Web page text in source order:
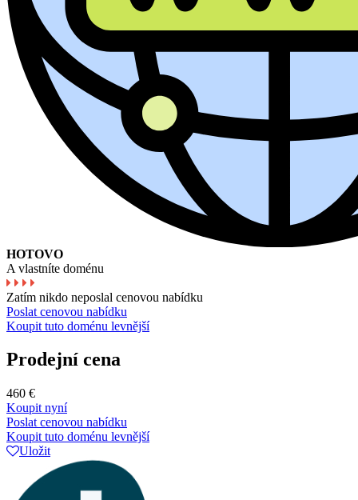
HOTOVO
A vlastníte doménu
Zatím nikdo neposlal cenovou nabídku
Poslat cenovou nabídku
Koupit tuto doménu levnější
Prodejní cena
460 €
Koupit nyní
Poslat cenovou nabídku
Koupit tuto doménu levnější
Uložit